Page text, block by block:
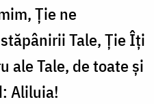
Ție ne
Tale, Ție Îți
ale Tale, de toate și
Aliluia!